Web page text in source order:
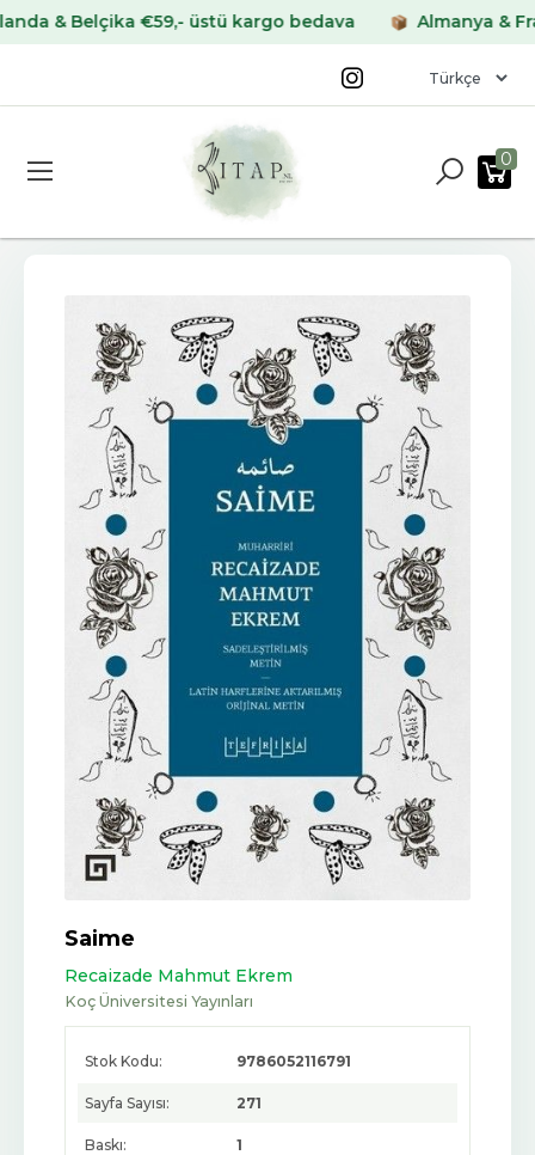
Belçika €59,- üstü kargo bedava Almanya &
0
Saime
Recaizade Mahmut Ekrem
Koç Üniversitesi Yayınları
Stok Kodu: 9786052116791
Sayfa Sayısı: 271
Baskı: 1